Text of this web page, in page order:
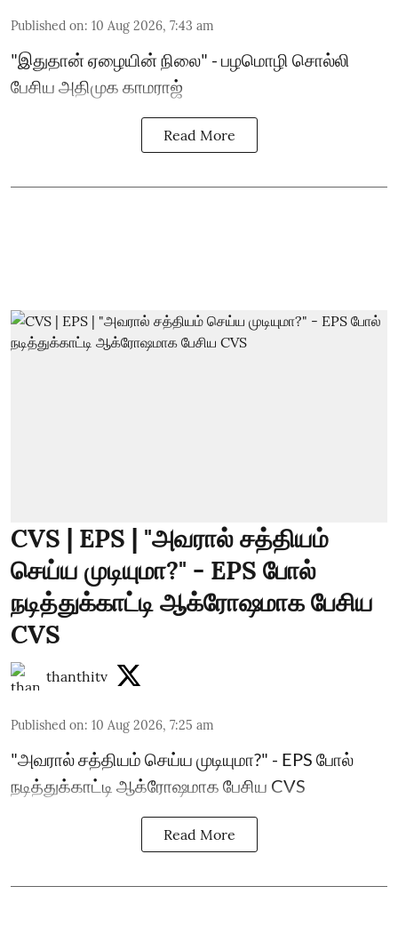
Published on: 10 Aug 2026, 7:43 am
"இதுதான் ஏழையின் நிலை" - பழமொழி சொல்லி
பேசிய அதிமுக காமராஜ்
Read More
CVS | EPS | "அவரால் சத்தியம்
செய்ய முடியுமா?" - EPS போல்
நடித்துக்காட்டி ஆக்ரோஷமாக பேசிய
CVS
thanthitv
Published on: 10 Aug 2026, 7:25 am
"அவரால் சத்தியம் செய்ய முடியுமா?" - EPS போல்
நடித்துக்காட்டி ஆக்ரோஷமாக பேசிய CVS
Read More